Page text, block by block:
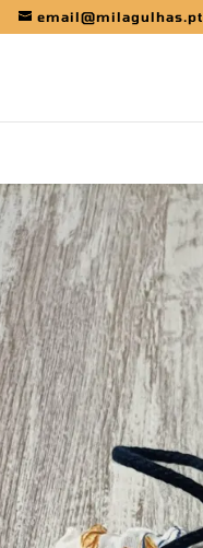
email@milagulhas.pt